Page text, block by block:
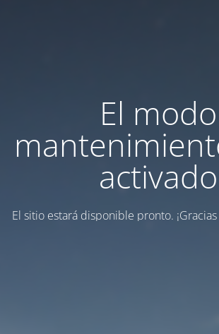
El modo
activado
El sitio estará disponible pronto. ¡Gracias